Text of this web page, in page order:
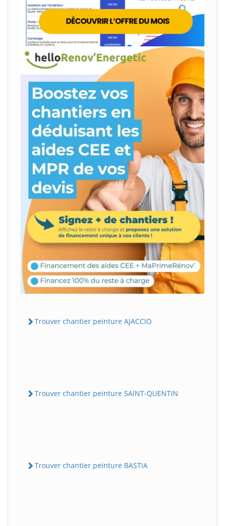
Trouver chantier peinture AJACCIO
Trouver chantier peinture SAINT-QUENTIN
Trouver chantier peinture BASTIA